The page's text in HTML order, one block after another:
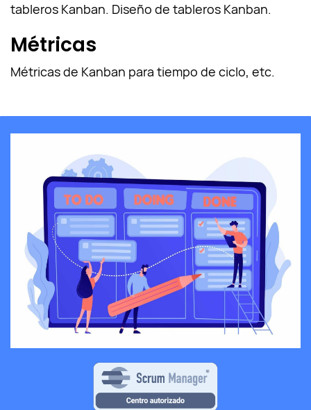
tableros Kanban. Diseño de tableros Kanban.
Métricas
Métricas de Kanban para tiempo de ciclo, etc.